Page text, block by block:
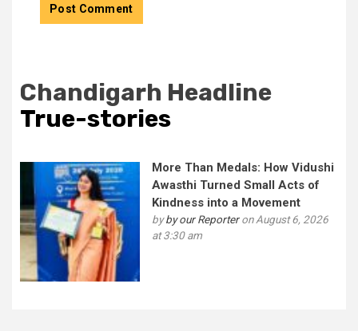
Chandigarh Headline
True-stories
More Than Medals: How Vidushi
Awasthi Turned Small Acts of
Kindness into a Movement
byby our Reporteron August 6, 2026
at 3:30 am